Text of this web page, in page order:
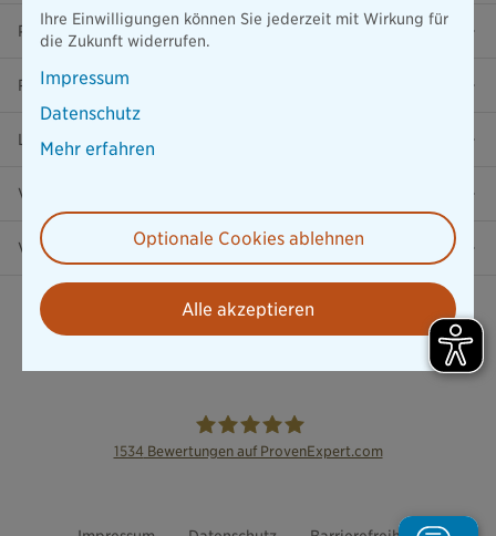
Presse
Ratgeber
Lob & Kritik
Versicherung in der Nähe
Vertrag widerrufen
1534 Bewertungen auf ProvenExpert.com
Ihre Einwilligungen können Sie jederzeit mit Wirkung für
die Zukunft widerrufen.
Impressum
Datenschutz
Mehr erfahren
Optionale Cookies ablehnen
Alle akzeptieren